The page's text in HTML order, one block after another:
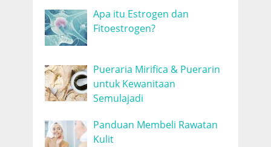
Apa itu Estrogen dan
Fitoestrogen?
Pueraria Mirifica & Puerarin
untuk Kewanitaan
Semulajadi
Panduan Membeli Rawatan
Kulit